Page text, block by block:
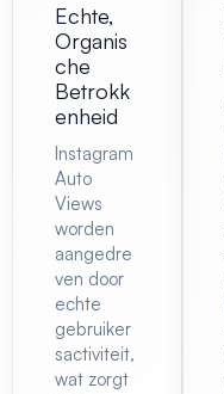
Echte,
Organis
che
Betrokk
enheid
Instagram
Auto
Views
worden
aangedre
ven door
echte
gebruiker
sactiviteit,
wat zorgt